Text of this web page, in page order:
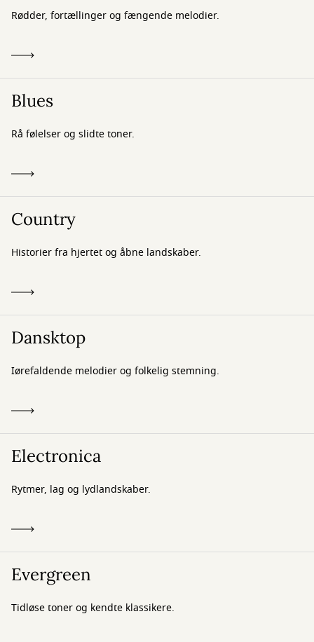
Rødder, fortællinger og fængende melodier.
Blues
Rå følelser og slidte toner.
Country
Historier fra hjertet og åbne landskaber.
Dansktop
Iørefaldende melodier og folkelig stemning.
Electronica
Rytmer, lag og lydlandskaber.
Evergreen
Tidløse toner og kendte klassikere.